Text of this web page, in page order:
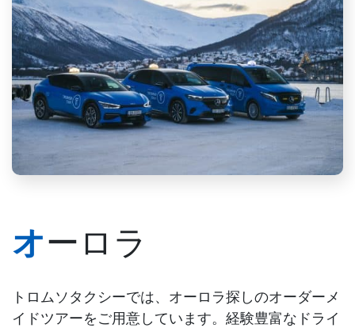
オーロラ
トロムソタクシーでは、オーロラ探しのオーダーメ
イドツアーをご用意しています。経験豊富なドライ